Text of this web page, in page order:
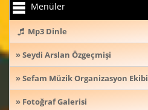
Menüler
Mp3 Dinle
» Seydi Arslan Özgeçmişi
» Sefam Müzik Organizasyon Ekibi
» Fotoğraf Galerisi